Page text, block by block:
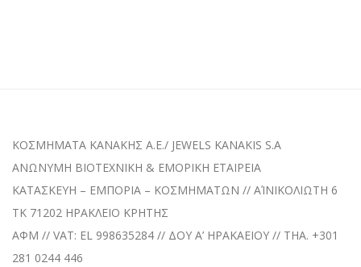
ΚΟΣΜΗΜΑΤΑ KANAKHΣ A.E./ JEWELS KANAKIS S.A
ANΩΝΥΜΗ BIOTEXNIKH & EMOPIKH ETAIPEIA
ΚΑΤΑΣΚΕΥΗ – ΕΜΠΟΡΙΑ – ΚΟΣΜΗΜΑΤΩΝ // ΑΊΝΙΚΟΛΙΩΤΗ 6
TK 71202 ΗΡΑΚΛΕΙΟ ΚΡΗΤΗΣ
ΑΦΜ // VAT: EL 998635284 // ΔΟΥ A’ HPAKAEIOY // THA. +301
281 0244 446